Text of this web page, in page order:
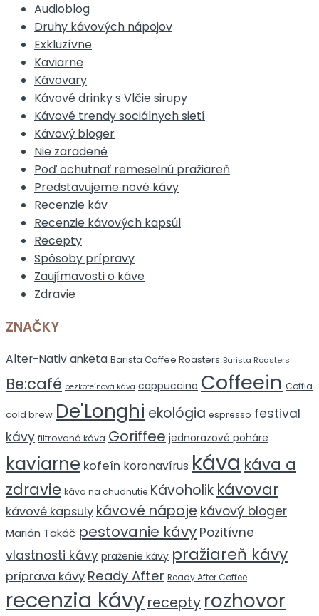
Audioblog
Druhy kávových nápojov
Exkluzívne
Kaviarne
Kávovary
Kávové drinky s Vlčie sirupy
Kávové trendy sociálnych sietí
Kávový bloger
Nie zaradené
Poď ochutnať remeselnú pražiareň
Predstavujeme nové kávy
Recenzie káv
Recenzie kávových kapsúl
Recepty
Spôsoby prípravy
Zaujímavosti o káve
Zdravie
ZNAČKY
Alter-Nativanketa Barista Coffee Roasters Barista Roasters
Be:café bezkofeínová káva cappuccino Coffeein Coffia
cold brew De'Longhi ekológia espresso festival
kávy filtrovaná káva Goriffee jednorazové poháre
kaviarne kofeín koronavírus káva káva a
zdravie káva na chudnutie Kávoholik kávovar
kávové kapsulykávové nápoje kávový bloger
Marián Takáč pestovanie kávy Pozitívne
vlastnosti kávy praženie kávy pražiareň kávy
príprava kávy Ready After Ready After Coffee
recenzia kávyrecepty rozhovor